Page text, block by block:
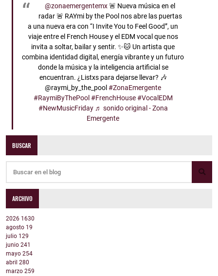
@zonaemergentemx🚨 Nueva música en el
radar 🚨 RAYmi by the Pool nos abre las puertas
a una nueva era con “I Invite You to Feel Good”, un
viaje entre el French House y el EDM vocal que nos
invita a soltar, bailar y sentir. ✨🐱 Un artista que
combina identidad digital, energía vibrante y un futuro
donde la música y la inteligencia artificial se
encuentran. ¿Listxs para dejarse llevar? 🎶
@raymi_by_the_pool#ZonaEmergente
#RaymiByThePool #FrenchHouse #VocalEDM
#NewMusicFriday ♬ sonido original - Zona
Emergente
BUSCAR
ARCHIVO
2026 1630
agosto 19
julio 129
junio 241
mayo 254
abril 280
marzo 259